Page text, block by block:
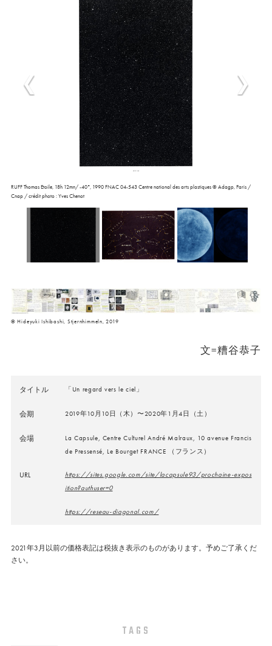
RUFF Thomas Etoile, 18h 12mn/ -40°, 1990 FNAC 04-543 Centre national des arts plastiques © Adagp, Paris /
Cnap / crédit photo : Yves Chenot
© Hideyuki Ishibashi, Stjernhimmeln, 2019
文=糟谷恭子
タイトル 「Un regard vers le ciel」
会期 2019年10月10日（木）〜2020年1月4日（土）
会場
La Capsule, Centre Culturel André Malraux, 10 avenue Francis
de Pressensé, Le Bourget FRANCE （フランス）
URL
https://sites.google.com/site/lacapsule93/prochaine-expos
ition?authuser=0
https://reseau-diagonal.com/
2021年3月以前の価格表記は税抜き表示のものがあります。予めご了承くだ
さい。
TAGS